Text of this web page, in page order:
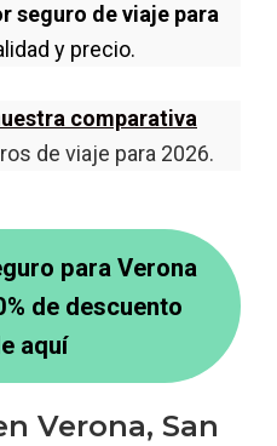
seguro de viaje para
y precio.
comparativa
de viaje para 2026.
para Verona
de descuento
aquí
Verona, San